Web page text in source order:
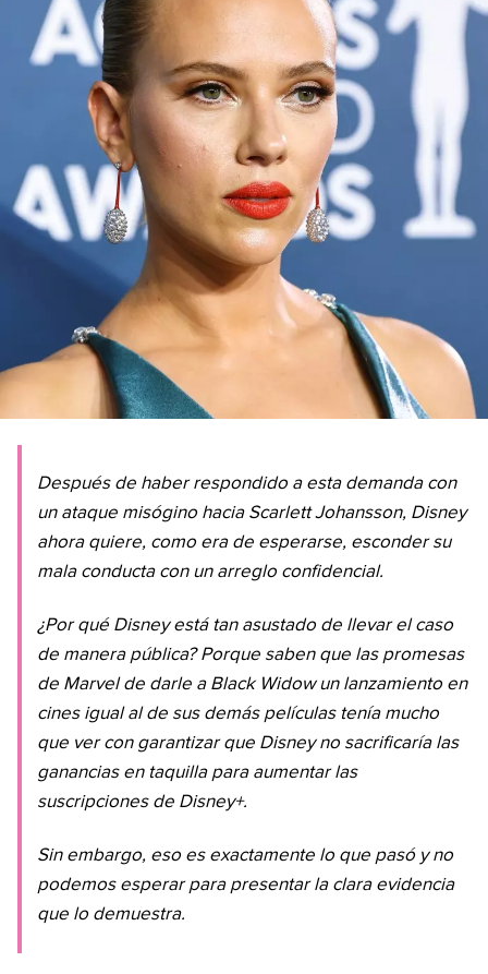
Después de haber respondido a esta demanda con
un ataque misógino hacia Scarlett Johansson, Disney
ahora quiere, como era de esperarse, esconder su
mala conducta con un arreglo confidencial.
¿Por qué Disney está tan asustado de llevar el caso
de manera pública? Porque saben que las promesas
de Marvel de darle a Black Widow un lanzamiento en
cines igual al de sus demás películas tenía mucho
que ver con garantizar que Disney no sacrificaría las
ganancias en taquilla para aumentar las
suscripciones de Disney+.
Sin embargo, eso es exactamente lo que pasó y no
podemos esperar para presentar la clara evidencia
que lo demuestra.